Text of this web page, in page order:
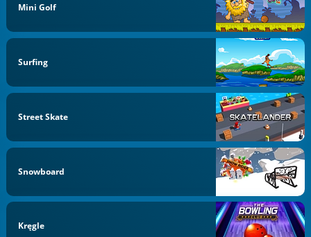
Mini Golf
Surfing
Street Skate
Snowboard
Kręgle